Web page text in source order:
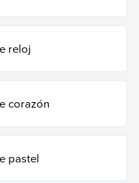
reloj
corazón
pastel